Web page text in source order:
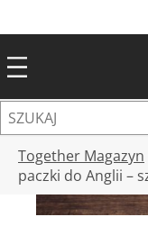
z
Together Magazyn
paczki do Anglii –